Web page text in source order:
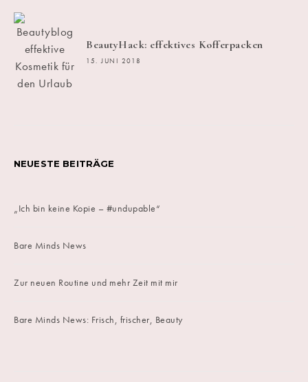
BeautyHack: effektives Kofferpacken
15. JUNI 2018
NEUESTE BEITRÄGE
„Ich bin keine Kopie – #undupable“
Bare Minds News
Zur neuen Routine und mehr Zeit mit mir
Bare Minds News: Frisch, frischer, Beauty